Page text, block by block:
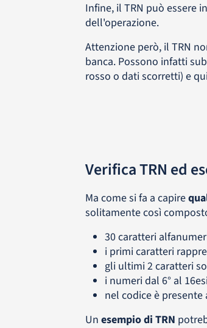
Infine, il TRN può essere
dell'operazione.
Attenzione però, il TRN
banca. Possono infatti
rosso o dati scorretti) e
Verifica TRN ed
Ma come si fa a capire
solitamente così
30 caratteri
i primi caratteri
gli ultimi 2 caratteri
i numeri dal 6° al
nel codice è
Un esempio di TRN